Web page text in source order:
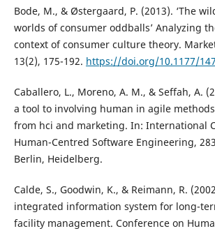
Bode, M., & Østergaard, P. (2013). ‘The
worlds of consumer oddballs’ Analyzing
context of consumer culture theory.
13(2), 175-192. https://doi.org/10.1177/
Caballero, L., Moreno, A. M., & Seffah, A.
a tool to involving human in agile
from hci and marketing. In: International
Human-Centred Software Engineering,
Berlin, Heidelberg.
Calde, S., Goodwin, K., & Reimann, R.
integrated information system for long-
facility management. Conference on